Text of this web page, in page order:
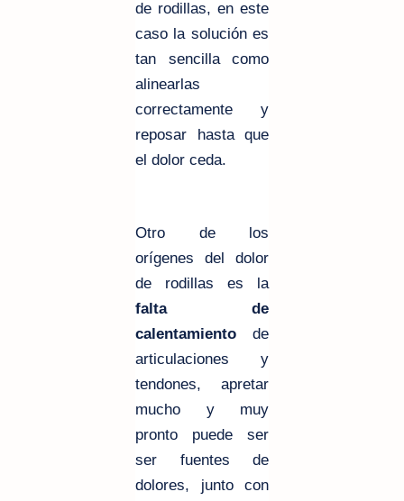
de rodillas, en este
caso la solución es
tan sencilla como
alinearlas
correctamente y
reposar hasta que
el dolor ceda.
Otro de los
orígenes del dolor
de rodillas es la
falta de
calentamiento de
articulaciones y
tendones, apretar
mucho y muy
pronto puede ser
ser fuentes de
dolores, junto con